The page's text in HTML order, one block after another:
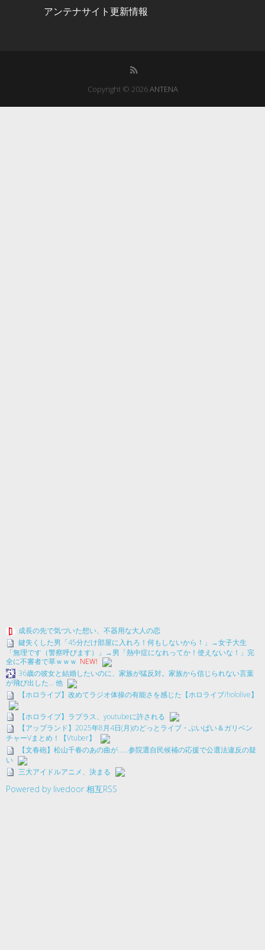
アンテナサイト更新情報
Copyright © 2026ANTENA
成長の先で気づいた想い、不器用な大人の恋
鍵失くした男「45分だけ部屋に入れろ！何もしないから！」→女子大生
「無理です（警察呼びます）」→男「熱中症になれってか！使えないな！」完
全に不審者で草ｗｗｗ NEW!
36歳の彼女と結婚したいのに、家族が猛反対。家族から信じられない言葉
が飛び出した… 他
【ホロライブ】改めてラジオ体操の有能さを感じた【ホロライブ/hololive】
【ホロライブ】ラプラス、youtubeに許される
【アップランド】2025年8月4日(月)のどっとライブ・ぶいぱい＆ガリベン
チャーVまとめ！【Vtuber】
【文春砲】松山千春のあの曲が……参院選自民候補の応援で公選法違反の疑
い
三大アイドルアニメ、決まる
Powered by livedoor 相互RSS